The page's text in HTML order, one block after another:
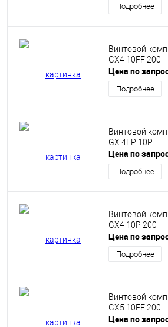
Подробнее
Винтовой
GX4 10FF 200
Цена по
Подробнее
Винтовой
GX 4EP 10P
Цена по
Подробнее
Винтовой
GX4 10P 200
Цена по
Подробнее
Винтовой
GX5 10FF 200
Цена по